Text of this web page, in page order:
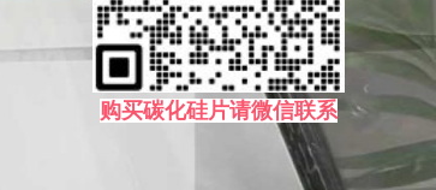
购买碳化硅片请微信联系